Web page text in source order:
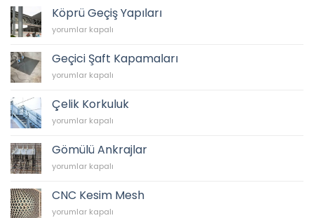
için
Köprü Geçiş Yapıları
Köprü
Yapıları
için
yorumlar kapalı
Geçici Şaft Kapamaları
Geçici
Kapamaları
için
yorumlar kapalı
Çelik Korkuluk
Çelik
için
yorumlar kapalı
Gömülü Ankrajlar
Gömülü
için
yorumlar kapalı
CNC Kesim Mesh
CNC
yorumlar kapalı